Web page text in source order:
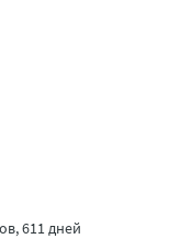
611 дней